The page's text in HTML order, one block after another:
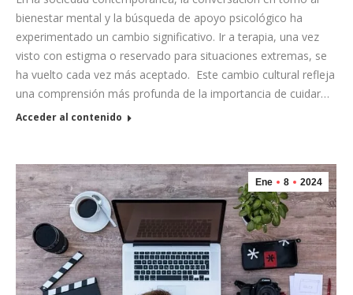
bienestar mental y la búsqueda de apoyo psicológico ha
experimentado un cambio significativo. Ir a terapia, una vez
visto con estigma o reservado para situaciones extremas, se
ha vuelto cada vez más aceptado. Este cambio cultural refleja
una comprensión más profunda de la importancia de cuidar…
Acceder al contenido
Ene 8 2024